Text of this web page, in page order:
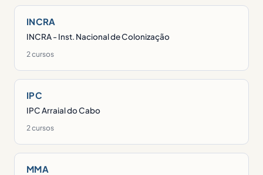
INCRA
INCRA - Inst. Nacional de Colonização
2 cursos
IPC
IPC Arraial do Cabo
2 cursos
MMA